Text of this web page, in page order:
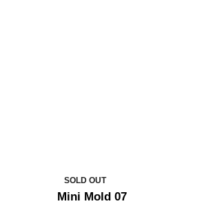
SOLD OUT
Mini Mold 07